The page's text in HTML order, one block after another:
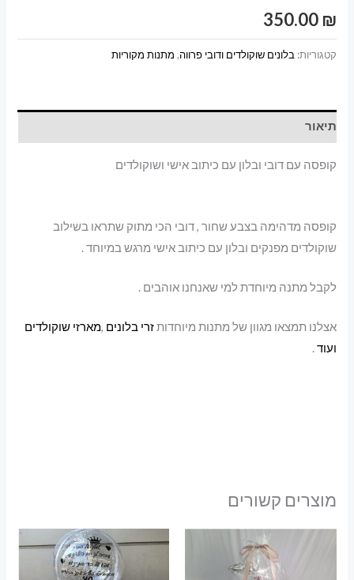
ובלון
כיתוב
350.00 ₪
קטגוריות: בלונים שוקולדים ודובי פרווה, מתנות מקוריות
תיאור
קופסה עם דובי ובלון עם כיתוב אישי ושוקולדים
קופסה מדהימה בצבע שחור , דובי הכי מתוק שתראו בשילוב
שוקולדים מפנקים ובלון עם כיתוב אישי מרגש במיוחד .
לקבל מתנה מיוחדת למי שאנחנו אוהבים .
אצלנו תמצאו מגוון של מתנות מיוחדותזרי בלונים ,מארזי שוקולדים
ועוד.
מוצרים קשורים